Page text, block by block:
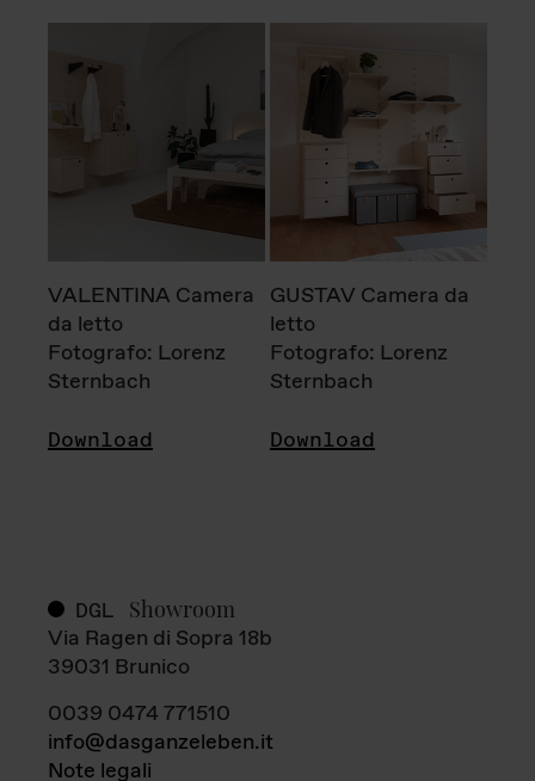
VALENTINA Camera
da letto
Fotografo: Lorenz
Sternbach
Download
GUSTAV Camera da
letto
Fotografo: Lorenz
Sternbach
Download
DGL Showroom
Via Ragen di Sopra 18b
39031 Brunico
0039 0474 771510
info@dasganzeleben.it
Note legali